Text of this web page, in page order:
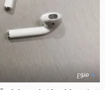
منوع